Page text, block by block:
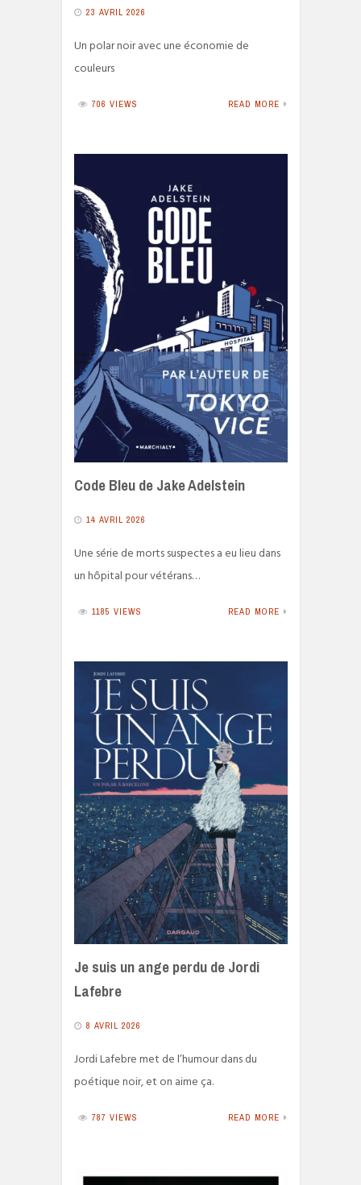
23 AVRIL 2026
Un polar noir avec une économie de
couleurs
706 VIEWS READ MORE
Code Bleu de Jake Adelstein
14 AVRIL 2026
Une série de morts suspectes a eu lieu dans
un hôpital pour vétérans…
1185 VIEWS READ MORE
Je suis un ange perdu de Jordi
Lafebre
8 AVRIL 2026
Jordi Lafebre met de l’humour dans du
poétique noir, et on aime ça.
787 VIEWS READ MORE